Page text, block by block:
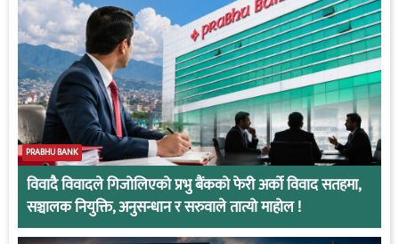
PRABHU BANK
विवादै विवादले गिजोलिएको प्रभु बैंकको फेरी अर्को विवाद सतहमा,
सञ्चालक नियुक्ति, अनुसन्धान र सरुवाले तात्यो माहोल !